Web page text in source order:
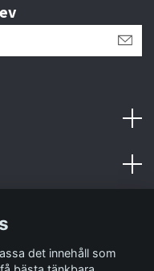
det innehåll som